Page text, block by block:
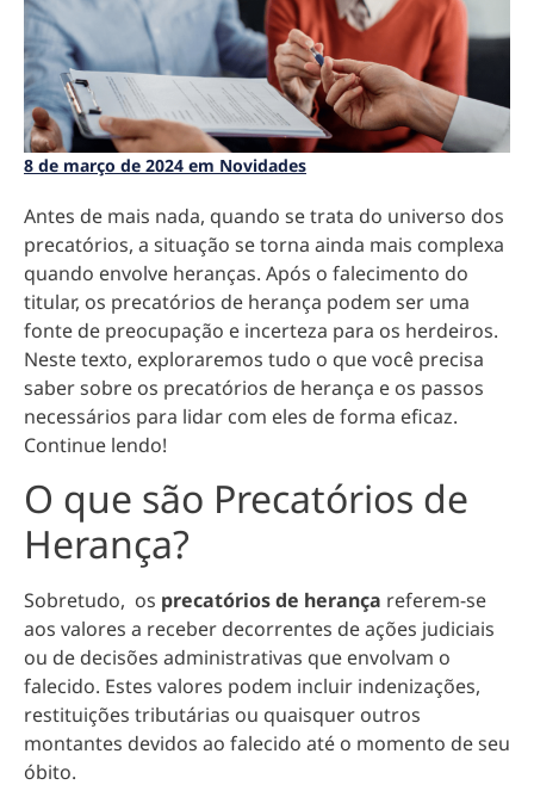
8 de março de 2024 em Novidades
Antes de mais nada, quando se trata do universo dos
precatórios, a situação se torna ainda mais complexa
quando envolve heranças. Após o falecimento do
titular, os precatórios de herança podem ser uma
fonte de preocupação e incerteza para os herdeiros.
Neste texto, exploraremos tudo o que você precisa
saber sobre os precatórios de herança e os passos
necessários para lidar com eles de forma eficaz.
Continue lendo!
O que são Precatórios de
Herança?
Sobretudo, os precatórios de herança referem-se
aos valores a receber decorrentes de ações judiciais
ou de decisões administrativas que envolvam o
falecido. Estes valores podem incluir indenizações,
restituições tributárias ou quaisquer outros
montantes devidos ao falecido até o momento de seu
óbito.